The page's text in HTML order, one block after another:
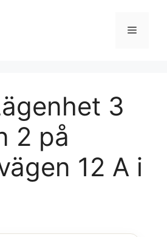
Meny
3
2 på
12 A i